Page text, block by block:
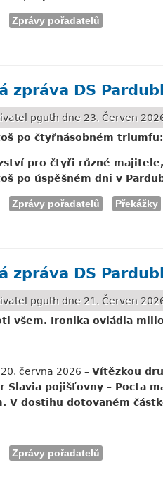
Zprávy pořadatelů
zpráva DS
pguth dne 23. Červen
po čtyřnásobném
pro čtyři různé
po úspěšném dni v
Zprávy pořadatelů
Překážky
zpráva DS
pguth dne 21. Červen
všem. Ironika ovládla
června 2026 – Vítězkou
Slavia pojišťovny – Pocta
V dostihu dotovaném
Zprávy pořadatelů